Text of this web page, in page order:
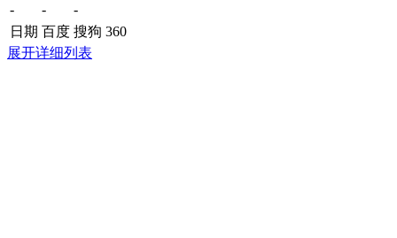
-
-
-
日期 百度 搜狗 360
展开详细列表